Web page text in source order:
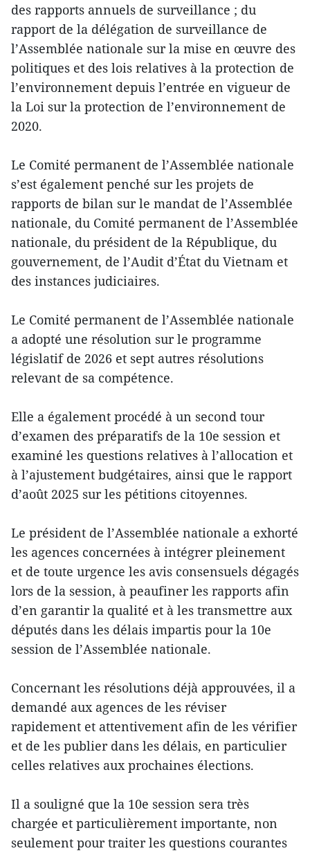
des rapports annuels de surveillance ; du
rapport de la délégation de surveillance de
l’Assemblée nationale sur la mise en œuvre des
politiques et des lois relatives à la protection de
l’environnement depuis l’entrée en vigueur de
la Loi sur la protection de l’environnement de
2020.
Le Comité permanent de l’Assemblée nationale
s’est également penché sur les projets de
rapports de bilan sur le mandat de l’Assemblée
nationale, du Comité permanent de l’Assemblée
nationale, du président de la République, du
gouvernement, de l’Audit d’État du Vietnam et
des instances judiciaires.
Le Comité permanent de l’Assemblée nationale
a adopté une résolution sur le programme
législatif de 2026 et sept autres résolutions
relevant de sa compétence.
Elle a également procédé à un second tour
d’examen des préparatifs de la 10e session et
examiné les questions relatives à l’allocation et
à l’ajustement budgétaires, ainsi que le rapport
d’août 2025 sur les pétitions citoyennes.
Le président de l’Assemblée nationale a exhorté
les agences concernées à intégrer pleinement
et de toute urgence les avis consensuels dégagés
lors de la session, à peaufiner les rapports afin
d’en garantir la qualité et à les transmettre aux
députés dans les délais impartis pour la 10e
session de l’Assemblée nationale.
Concernant les résolutions déjà approuvées, il a
demandé aux agences de les réviser
rapidement et attentivement afin de les vérifier
et de les publier dans les délais, en particulier
celles relatives aux prochaines élections.
Il a souligné que la 10e session sera très
chargée et particulièrement importante, non
seulement pour traiter les questions courantes